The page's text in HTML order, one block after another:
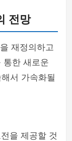
전망
을 재정의하고
통한 새로운
서 가속화될
을 제공할 것